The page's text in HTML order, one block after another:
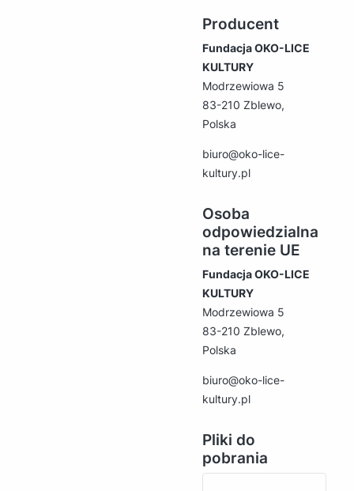
Producent
Fundacja OKO-LICE
KULTURY
Modrzewiowa 5
83-210 Zblewo,
Polska
biuro@oko-lice-
kultury.pl
Osoba
odpowiedzialna
na terenie UE
Fundacja OKO-LICE
KULTURY
Modrzewiowa 5
83-210 Zblewo,
Polska
biuro@oko-lice-
kultury.pl
Pliki do
pobrania